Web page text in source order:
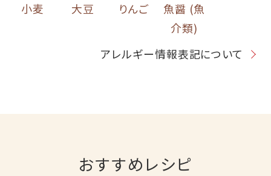
小麦 大豆 りんご
魚醤 (魚
介類)
アレルギー情報表記について
おすすめレシピ